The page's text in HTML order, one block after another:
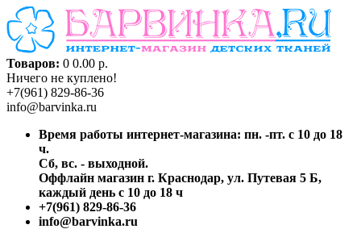
Товаров: 0 0.00 р.
Ничего не куплено!
+7(961) 829-86-36
info@barvinka.ru
Время работы интернет-магазина: пн. -пт. с 10 до 18
ч.
Сб, вс. - выходной.
Оффлайн магазин г. Краснодар, ул. Путевая 5 Б,
каждый день с 10 до 18 ч
+7(961) 829-86-36
info@barvinka.ru